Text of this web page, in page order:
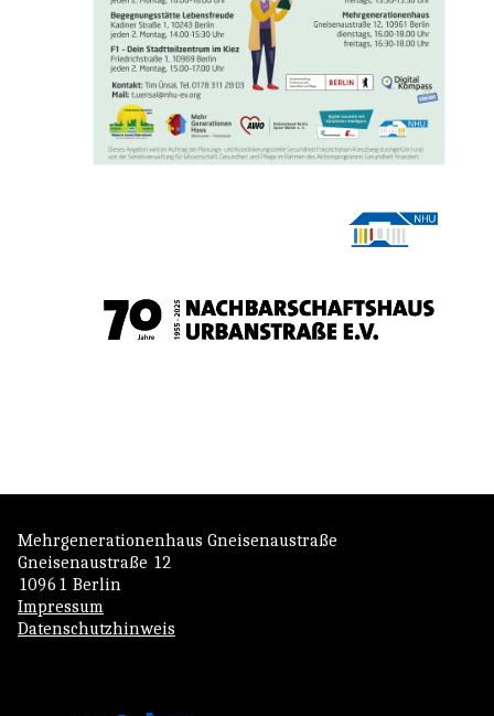
Mehrgenerationenhaus Gneisenaustraße
Gneisenaustraße 12
10961 Berlin
Impressum
Datenschutzhinweis